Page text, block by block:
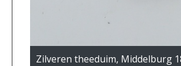
Zilveren theeduim, Middelburg